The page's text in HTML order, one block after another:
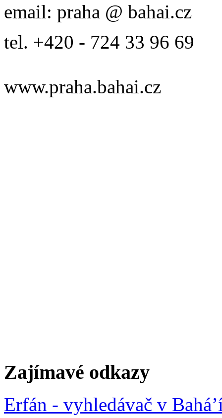
email: praha @ bahai.cz
tel. +420 - 724 33 96 69
www.praha.bahai.cz
Zajímavé odkazy
Erfán - vyhledávač v